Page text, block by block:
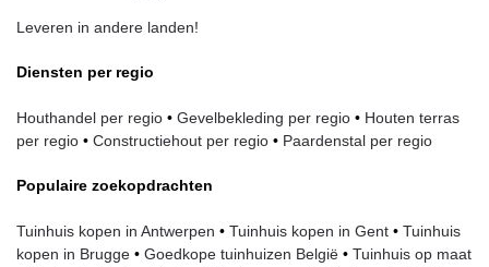
Leveren in andere landen!
Diensten per regio
Houthandel per regio • Gevelbekleding per regio • Houten terras
per regio • Constructiehout per regio • Paardenstal per regio
Populaire zoekopdrachten
Tuinhuis kopen in Antwerpen • Tuinhuis kopen in Gent • Tuinhuis
kopen in Brugge • Goedkope tuinhuizen België • Tuinhuis op maat